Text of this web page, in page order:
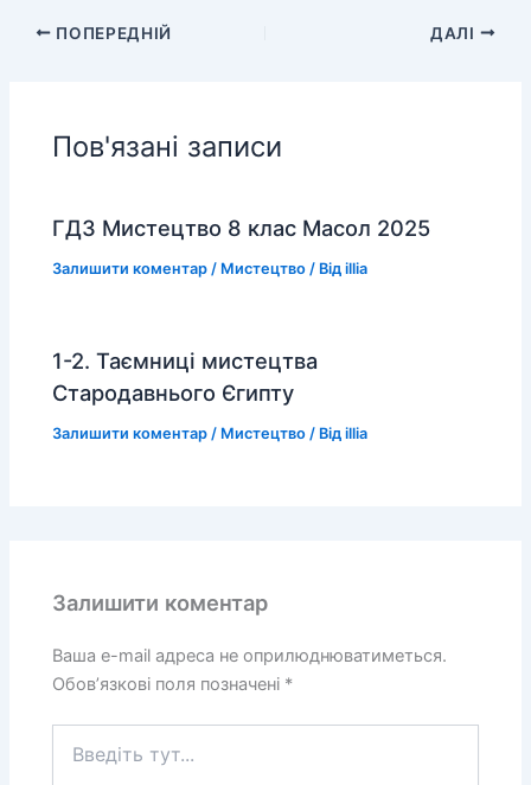
ПОПЕРЕДНІЙ ДАЛІ
Пов'язані записи
ГДЗ Мистецтво 8 клас Масол 2025
Залишити коментар / Мистецтво / Відillia
1-2. Таємниці мистецтва
Стародавнього Єгипту
Залишити коментар / Мистецтво / Відillia
Залишити коментар
Ваша e-mail адреса не оприлюднюватиметься.
Обов’язкові поля позначені *
тут...